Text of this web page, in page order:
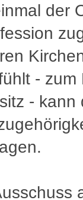
der
- zum
- kann